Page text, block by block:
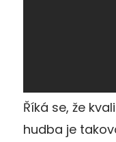
Říká se, že
hudba je